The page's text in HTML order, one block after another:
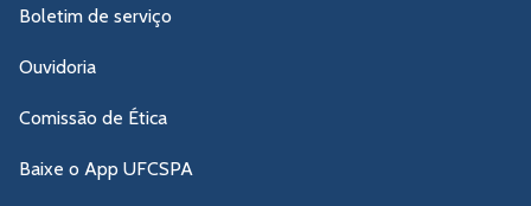
Boletim de serviço
Ouvidoria
Comissão de Ética
Baixe o App UFCSPA